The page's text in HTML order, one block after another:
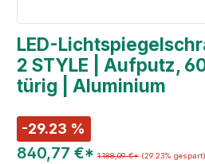
LED-
2 STYLE | Aufputz,
türig | Aluminium
-29.23 %
840,77 €* 1.188,09 €* (29.23% gespart)